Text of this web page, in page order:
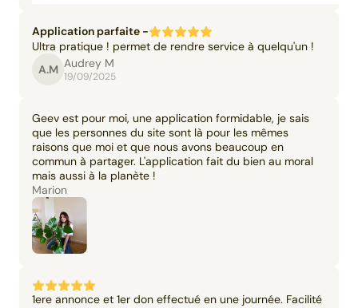
Application parfaite -
Ultra pratique ! permet de rendre service à quelqu'un !
A.M Audrey M
19/09/2025
Geev est pour moi, une application formidable, je sais
que les personnes du site sont là pour les mêmes
raisons que moi et que nous avons beaucoup en
commun à partager. L'application fait du bien au moral
mais aussi à la planète !
Marion
1ere annonce et 1er don effectué en une journée. Facilité